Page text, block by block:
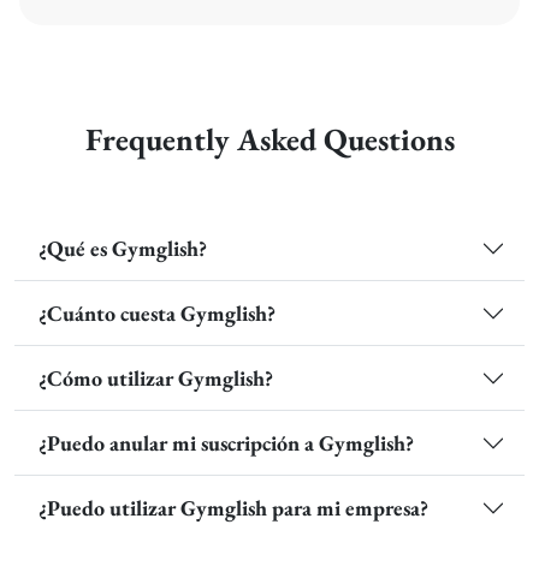
Frequently Asked Questions
¿Qué es Gymglish?
¿Cuánto cuesta Gymglish?
¿Cómo utilizar Gymglish?
¿Puedo anular mi suscripción a Gymglish?
¿Puedo utilizar Gymglish para mi empresa?